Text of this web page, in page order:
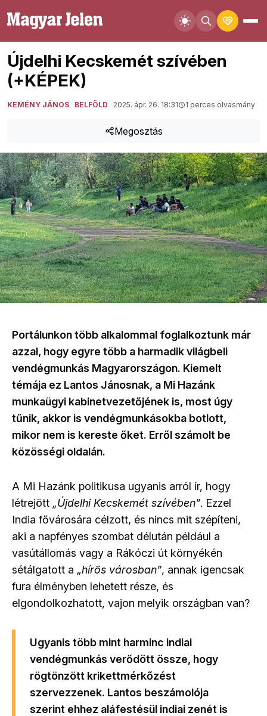
Újdelhi Kecskemét szívében
(+KÉPEK)
KEMÉNY JÁNOS BELFÖLD 2025. ápr. 26. 18:31 1 perces olvasmány
Megosztás
Portálunkon több alkalommal foglalkoztunk már
azzal, hogy egyre több a harmadik világbeli
vendégmunkás Magyarországon. Kiemelt
témája ez Lantos Jánosnak, a Mi Hazánk
munkaügyi kabinetvezetőjének is, most úgy
tűnik, akkor is vendégmunkásokba botlott,
mikor nem is kereste őket. Erről számolt be
közösségi oldalán.
A Mi Hazánk politikusa ugyanis arról ír, hogy
létrejött „Újdelhi Kecskemét szívében”. Ezzel
India fővárosára célzott, és nincs mit szépíteni,
aki a napfényes szombat délután például a
vasútállomás vagy a Rákóczi út környékén
sétálgatott a „hírös városban”, annak igencsak
fura élményben lehetett része, és
elgondolkozhatott, vajon melyik országban van?
Ugyanis több mint harminc indiai
vendégmunkás verődött össze, hogy
rögtönzött krikettmérkőzést
szervezzenek. Lantos beszámolója
szerint ehhez aláfestésül indiai zenét is